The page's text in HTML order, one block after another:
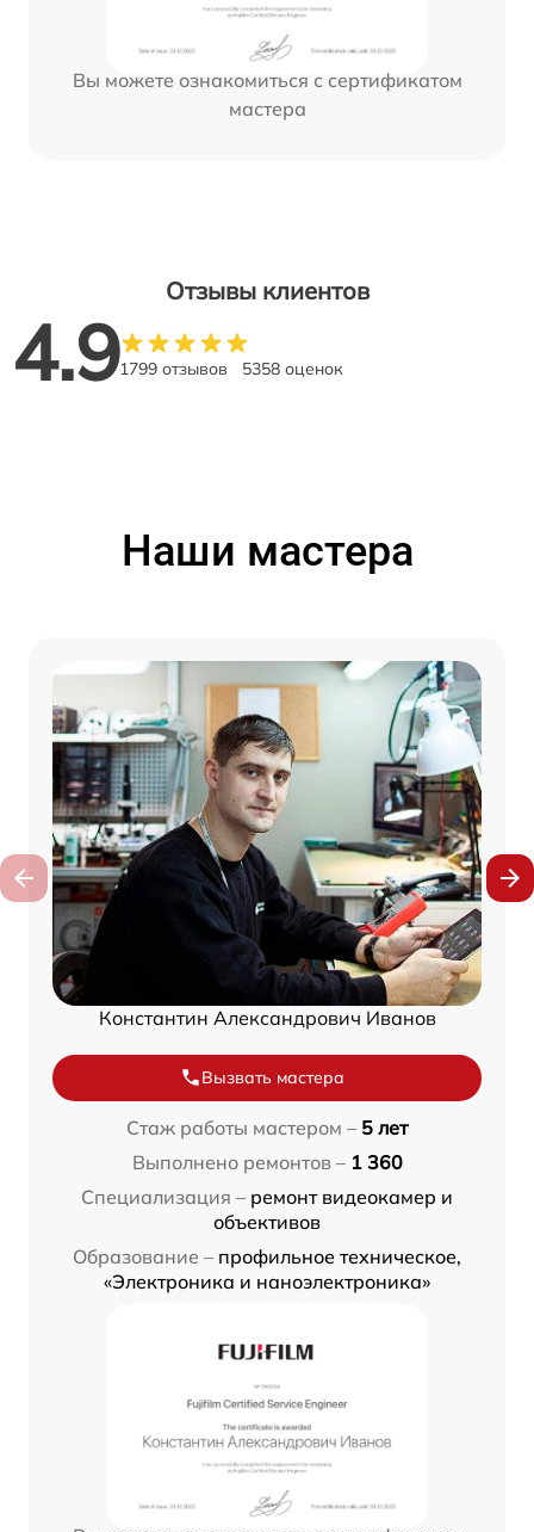
Вы можете ознакомиться с сертификатом
мастера
Отзывы клиентов
4.91799 отзывов 5358 оценок
Наши мастера
Константин Александрович Иванов
Вызвать мастера
Стаж работы мастером – 5 лет
Выполнено ремонтов – 1 360
Специализация – ремонт видеокамер и
объективов
Образование – профильное техническое,
«Электроника и наноэлектроника»